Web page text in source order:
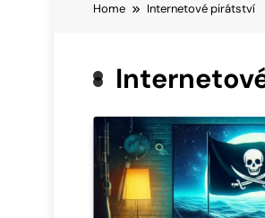
Home Internetové pirátství